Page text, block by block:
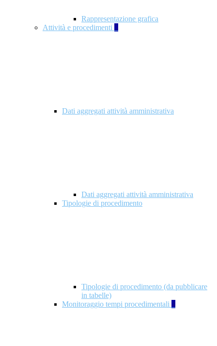
Rappresentazione grafica
Attività e procedimenti 5
Dati aggregati attività amministrativa
Dati aggregati attività amministrativa
Tipologie di procedimento
Tipologie di procedimento (da pubblicare
in tabelle)
Monitoraggio tempi procedimentali 4